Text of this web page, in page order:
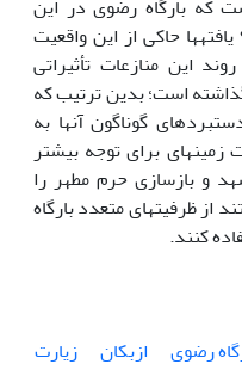
که بارگاه رضوی در این
حاکی از این واقعیت
این منازعات تأثیراتی
گذاشته است؛ بدین ترتیب که
گوناگون آن­ها به
زمینه­ای برای توجه بیشتر
و بازسازی حرم مطهر را
از ظرفیت­های متعدد بارگاه
کنند.
رضوی ازبکان
زیارت